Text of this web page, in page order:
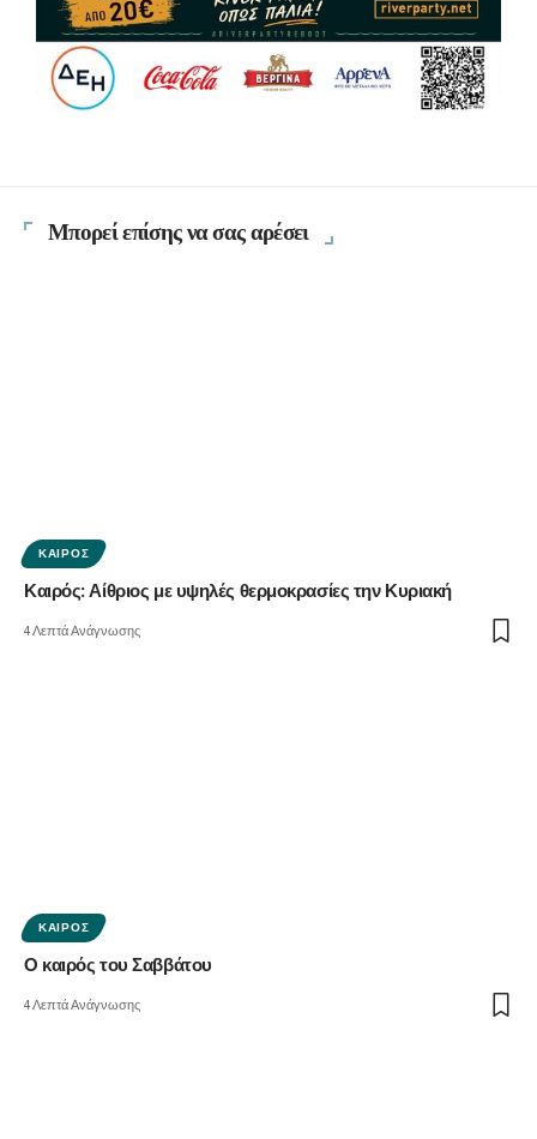
Μπορεί επίσης να σας αρέσει
ΚΑΙΡΌΣ
Καιρός: Αίθριος με υψηλές θερμοκρασίες την Κυριακή
4 Λεπτά Ανάγνωσης
ΚΑΙΡΌΣ
Ο καιρός του Σαββάτου
4 Λεπτά Ανάγνωσης